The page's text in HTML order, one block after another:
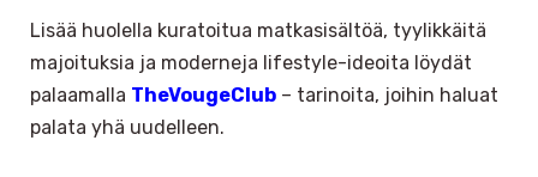
Lisää huolella kuratoitua matkasisältöä, tyylikkäitä
majoituksia ja moderneja lifestyle-ideoita löydät
palaamalla TheVougeClub – tarinoita, joihin haluat
palata yhä uudelleen.